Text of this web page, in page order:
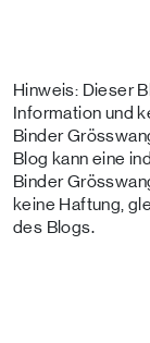
Hinweis: Dieser
Information und
Binder
Blog kann eine
Binder
keine Haftung,
des Blogs.